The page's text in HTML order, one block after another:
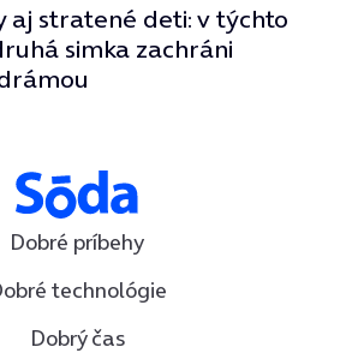
aj stratené deti: v týchto
simka zachráni
Dobré príbehy
technológie
Dobrý čas